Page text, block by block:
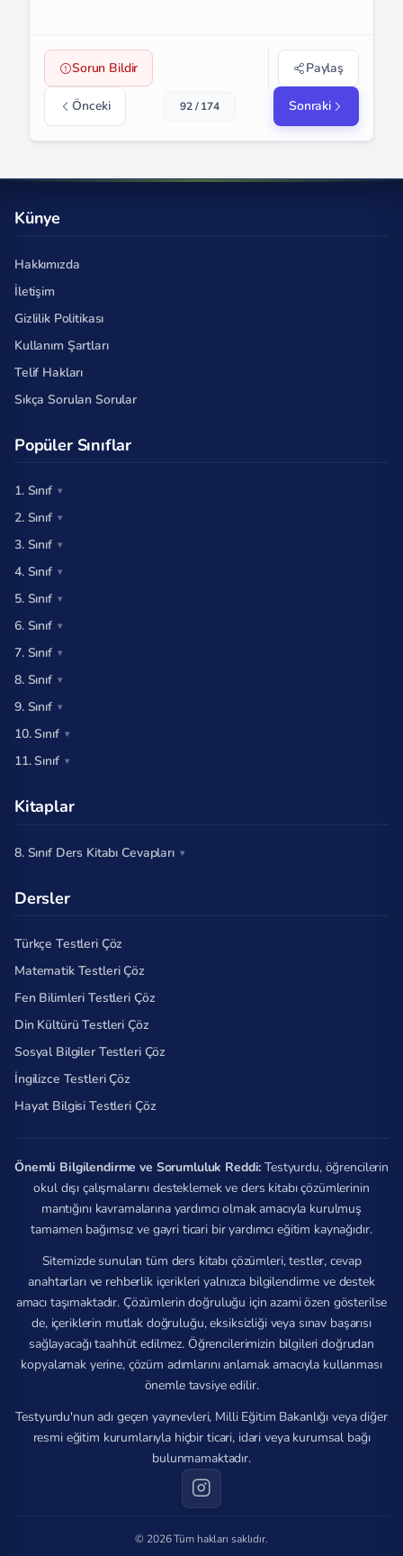
Sorun Bildir Paylaş
Önceki 92 / 174 Sonraki
Künye
Hakkımızda
İletişim
Gizlilik Politikası
Kullanım Şartları
Telif Hakları
Sıkça Sorulan Sorular
Popüler Sınıflar
1. Sınıf
2. Sınıf
3. Sınıf
4. Sınıf
5. Sınıf
6. Sınıf
7. Sınıf
8. Sınıf
9. Sınıf
10. Sınıf
11. Sınıf
Kitaplar
8. Sınıf Ders Kitabı Cevapları
Dersler
Türkçe Testleri Çöz
Matematik Testleri Çöz
Fen Bilimleri Testleri Çöz
Din Kültürü Testleri Çöz
Sosyal Bilgiler Testleri Çöz
İngilizce Testleri Çöz
Hayat Bilgisi Testleri Çöz
Önemli Bilgilendirme ve Sorumluluk Reddi: Testyurdu, öğrencilerin
okul dışı çalışmalarını desteklemek ve ders kitabı çözümlerinin
mantığını kavramalarına yardımcı olmak amacıyla kurulmuş
tamamen bağımsız ve gayri ticari bir yardımcı eğitim kaynağıdır.
Sitemizde sunulan tüm ders kitabı çözümleri, testler, cevap
anahtarları ve rehberlik içerikleri yalnızca bilgilendirme ve destek
amacı taşımaktadır. Çözümlerin doğruluğu için azami özen gösterilse
de, içeriklerin mutlak doğruluğu, eksiksizliği veya sınav başarısı
sağlayacağı taahhüt edilmez. Öğrencilerimizin bilgileri doğrudan
kopyalamak yerine, çözüm adımlarını anlamak amacıyla kullanması
önemle tavsiye edilir.
Testyurdu'nun adı geçen yayınevleri, Milli Eğitim Bakanlığı veya diğer
resmi eğitim kurumlarıyla hiçbir ticari, idari veya kurumsal bağı
bulunmamaktadır.
© 2026 Tüm hakları saklıdır.